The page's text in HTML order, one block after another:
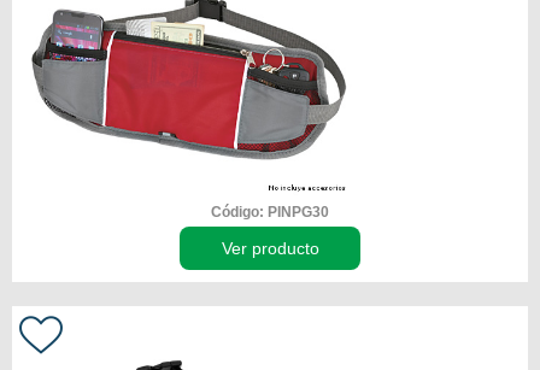
Código: PINPG30
Ver producto